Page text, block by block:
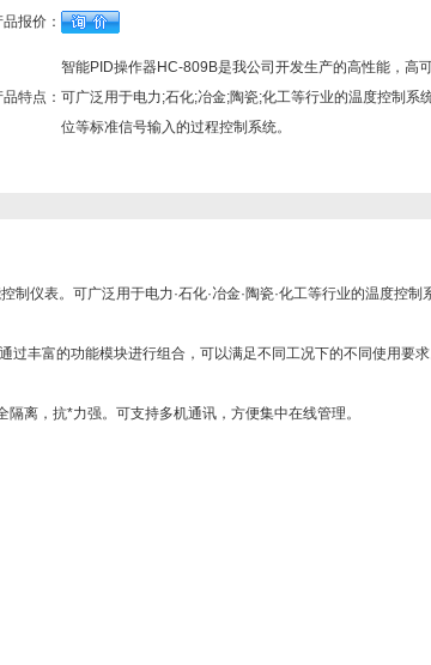
品报价：
品特点：
智能PID操作器HC-809B是我公司开发生产的高性能，高
可广泛用于电力;石化;冶金;陶瓷;化工等行业的温度控制系
位等标准信号输入的过程控制系统。
仪表。可广泛用于电力·石化·冶金·陶瓷·化工等行业的温度控制
过丰富的功能模块进行组合，可以满足不同工况下的不同使用要
离，抗*力强。可支持多机通讯，方便集中在线管理。